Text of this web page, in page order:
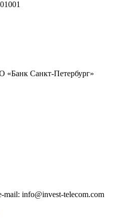
«Банк Санкт-Петербург»
mail: info@invest-telecom.com